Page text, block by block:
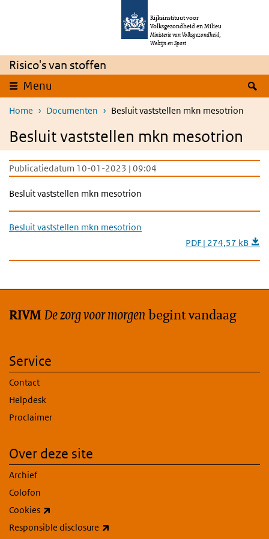
Overslaan en naar de inhoud gaan
Rijksinstituut voor
Volksgezondheid en Milieu
Ministerie van Volksgezondheid,
Welzijn en Sport
Risico's van stoffen
Menu
Home Documenten Besluit vaststellen mkn mesotrion
Besluit vaststellen mkn mesotrion
Publicatiedatum 10-01-2023 | 09:04
Besluit vaststellen mkn mesotrion
Besluit vaststellen mkn mesotrion
PDF | 274,57 kB
RIVMDe zorg voor morgen begint vandaag
Service
Contact
Helpdesk
Proclaimer
Over deze site
Archief
Colofon
Cookies
Responsible disclosure